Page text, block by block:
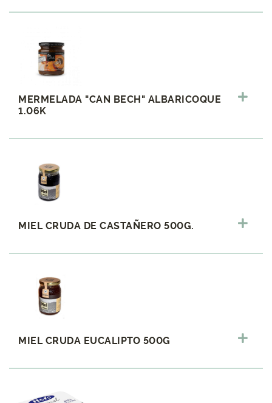
MERMELADA "CAN BECH" ALBARICOQUE
1.06K
MIEL CRUDA DE CASTAÑERO 500G.
MIEL CRUDA EUCALIPTO 500G